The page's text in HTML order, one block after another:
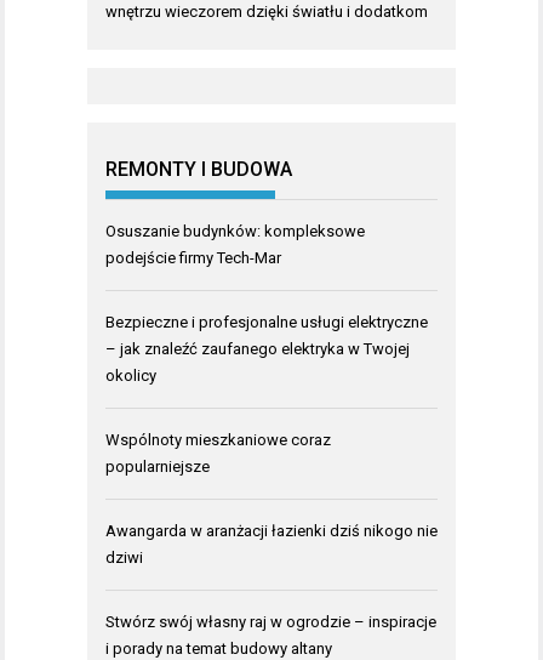
wnętrzu wieczorem dzięki światłu i dodatkom
REMONTY I BUDOWA
Osuszanie budynków: kompleksowe
podejście firmy Tech-Mar
Bezpieczne i profesjonalne usługi elektryczne
– jak znaleźć zaufanego elektryka w Twojej
okolicy
Wspólnoty mieszkaniowe coraz
popularniejsze
Awangarda w aranżacji łazienki dziś nikogo nie
dziwi
Stwórz swój własny raj w ogrodzie – inspiracje
i porady na temat budowy altany